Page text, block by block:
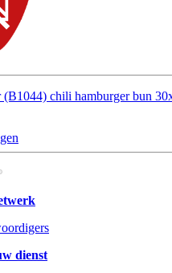
(B1044) chili hamburger bun
dienst